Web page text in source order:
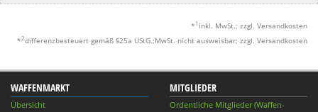
* 1 inkl. MwSt.; zzgl. Versandkosten
*2differenzbesteuert gemäß §25a UStG.;MwSt. nicht ausweisbar; zzgl. Versandkosten
WAFFENMARKT
Übersicht
MITGLIEDER
Ordentliche Mitglieder (Waffen-